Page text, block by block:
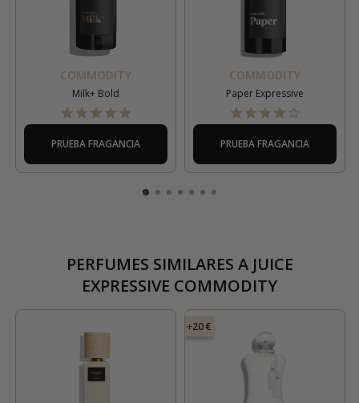
COMMODITY
Milk+ Bold
PRUEBA FRAGANCIA
COMMODITY
Paper Expressive
PRUEBA FRAGANCIA
PERFUMES SIMILARES AJUICE
EXPRESSIVE COMMODITY
+20 €